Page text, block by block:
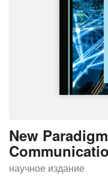
New
научное издание